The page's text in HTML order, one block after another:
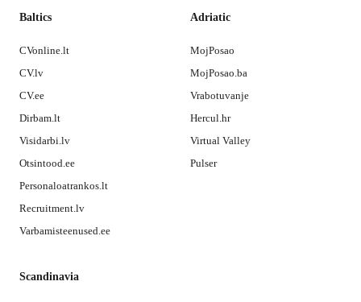
Baltics
CVonline.lt
CV.lv
CV.ee
Dirbam.lt
Visidarbi.lv
Otsintood.ee
Personaloatrankos.lt
Recruitment.lv
Varbamisteenused.ee
Adriatic
MojPosao
MojPosao.ba
Vrabotuvanje
Hercul.hr
Virtual Valley
Pulser
Scandinavia